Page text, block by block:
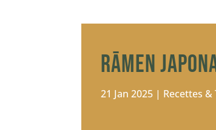
Rāmen
21 Jan 2025 | Recettes &